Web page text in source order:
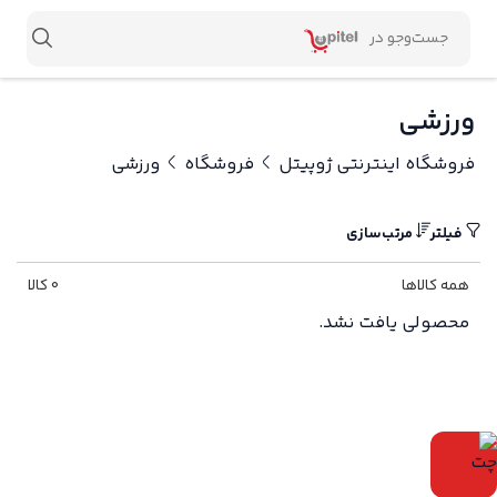
ورزشی
فروشگاه اینترنتی ژوپیتل فروشگاه ورزشی
فیلتر مرتب‌سازی
همه کالاها 0 کالا
محصولی یافت نشد.